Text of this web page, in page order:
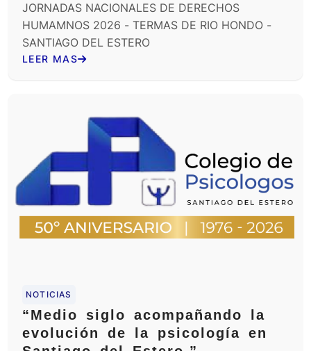
JORNADAS NACIONALES DE DERECHOS
HUMAMNOS 2026 - TERMAS DE RIO HONDO -
SANTIAGO DEL ESTERO
LEER MAS
NOTICIAS
“Medio siglo acompañando la
evolución de la psicología en